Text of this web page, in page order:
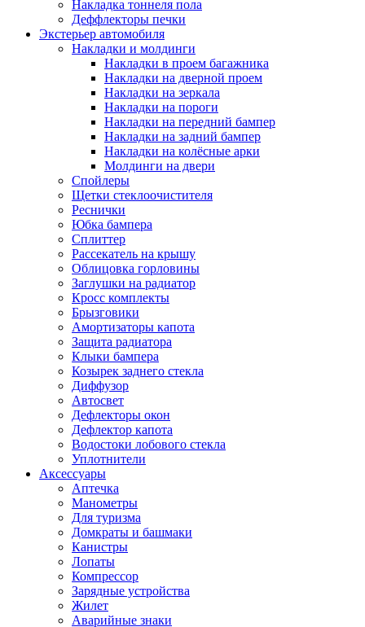
Накладка тоннеля пола
Деффлекторы печки
Экстерьер автомобиля
Накладки и молдинги
Накладки в проем багажника
Накладки на дверной проем
Накладки на зеркала
Накладки на пороги
Накладки на передний бампер
Накладки на задний бампер
Накладки на колёсные арки
Молдинги на двери
Спойлеры
Щетки стеклоочистителя
Реснички
Юбка бампера
Сплиттер
Рассекатель на крышу
Облицовка горловины
Заглушки на радиатор
Кросс комплекты
Брызговики
Амортизаторы капота
Защита радиатора
Клыки бампера
Козырек заднего стекла
Диффузор
Автосвет
Дефлекторы окон
Дефлектор капота
Водостоки лобового стекла
Уплотнители
Аксессуары
Аптечка
Манометры
Для туризма
Домкраты и башмаки
Канистры
Лопаты
Компрессор
Зарядные устройства
Жилет
Аварийные знаки